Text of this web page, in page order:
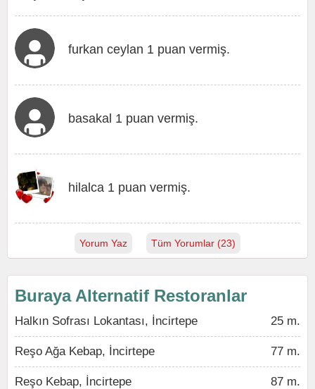
furkan ceylan 1 puan vermiş.
basakal 1 puan vermiş.
hilalca 1 puan vermiş.
Yorum Yaz Tüm Yorumlar (23)
Buraya Alternatif Restoranlar
Halkın Sofrası Lokantası, İncirtepe 25 m.
Reşo Ağa Kebap, İncirtepe 77 m.
Reşo Kebap, İncirtepe 87 m.